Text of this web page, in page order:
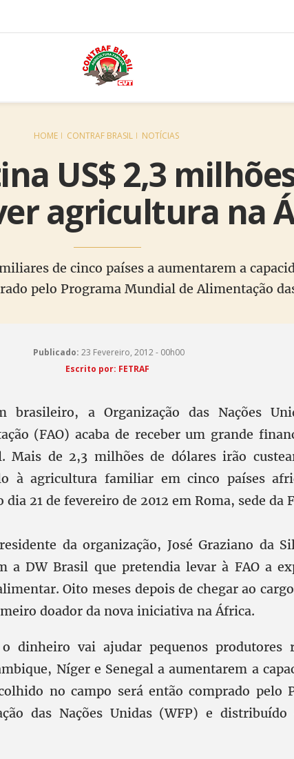
HOME CONTRAF BRASIL NOTÍCIAS
US$ 2,3
agricultura na
de cinco países a aumentarem a
pelo Programa Mundial de Alimentação
Publicado: 23 Fevereiro, 2012 - 00h00
Escrito por: FETRAF
brasileiro, a Organização das Nações
(FAO) acaba de receber um grande
Mais de 2,3 milhões de dólares irão
à agricultura familiar em cinco países
21 de fevereiro de 2012 em Roma, sede da
da organização, José Graziano da
a DW Brasil que pretendia levar à FAO a
Oito meses depois de chegar ao
doador da nova iniciativa na África.
dinheiro vai ajudar pequenos produtores
Níger e Senegal a aumentarem a
no campo será então comprado pelo
das Nações Unidas (WFP) e distribuído